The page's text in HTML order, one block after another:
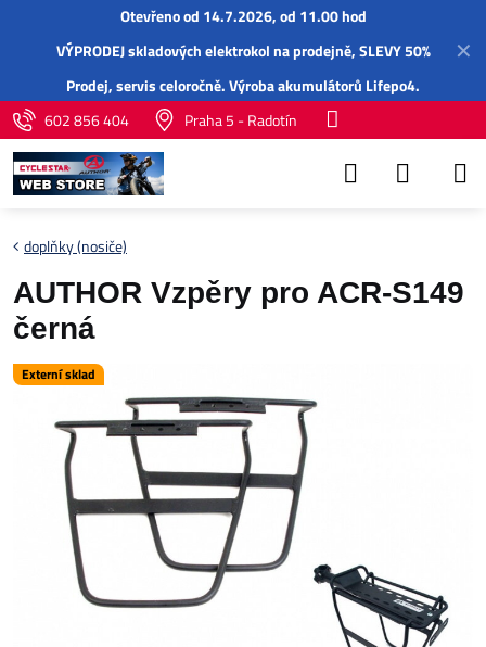
✕
Otevřeno od 14.7.2026, od 11.00 hod
VÝPRODEJ skladových elektrokol na prodejně, SLEVY 50%
Prodej,servisceloročně.Výroba akumulátorů Lifepo4.
602 856 404
Praha 5 - Radotín
Externí sklad
doplňky (nosiče)
AUTHOR Vzpěry pro ACR-S149
černá